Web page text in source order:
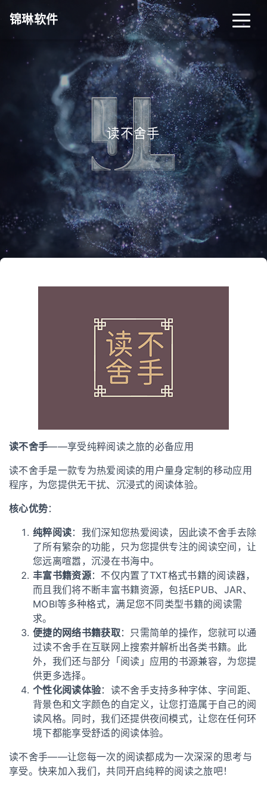
锦琳软件
读不舍手
读不舍手——享受纯粹阅读之旅的必备应用
读不舍手是一款专为热爱阅读的用户量身定制的移动应用
程序，为您提供无干扰、沉浸式的阅读体验。
核心优势：
纯粹阅读：我们深知您热爱阅读，因此读不舍手去除
了所有繁杂的功能，只为您提供专注的阅读空间，让
您远离喧嚣，沉浸在书海中。
丰富书籍资源：不仅内置了TXT格式书籍的阅读器，
而且我们将不断丰富书籍资源，包括EPUB、JAR、
MOBI等多种格式，满足您不同类型书籍的阅读需
求。
便捷的网络书籍获取：只需简单的操作，您就可以通
过读不舍手在互联网上搜索并解析出各类书籍。此
外，我们还与部分「阅读」应用的书源兼容，为您提
供更多选择。
个性化阅读体验：读不舍手支持多种字体、字间距、
背景色和文字颜色的自定义，让您打造属于自己的阅
读风格。同时，我们还提供夜间模式，让您在任何环
境下都能享受舒适的阅读体验。
读不舍手——让您每一次的阅读都成为一次深深的思考与
享受。快来加入我们，共同开启纯粹的阅读之旅吧！